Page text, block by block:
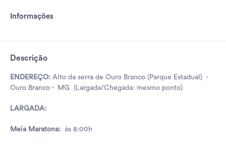
Informações
Descrição
ENDEREÇO: Alto da serra de Ouro Branco (Parque Estadual) -
Ouro Branco - MG (Largada/Chegada: mesmo ponto)
LARGADA:
Meia Maratona: ás 8:00h